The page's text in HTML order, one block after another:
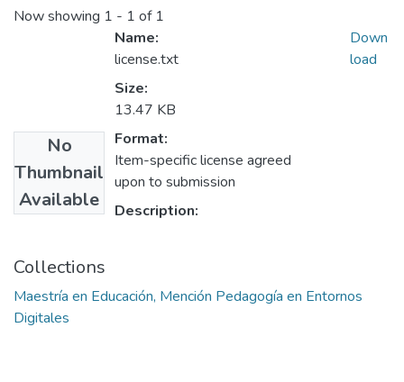
Now showing 1 - 1 of 1
No
Thumbnail
Available
Name:
license.txt
Size:
13.47 KB
Format:
Item-specific license agreed
upon to submission
Description:
Down
load
Collections
Maestría en Educación, Mención Pedagogía en Entornos
Digitales